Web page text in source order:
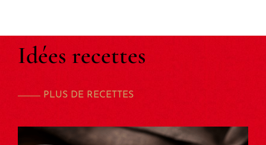
Idées recettes
PLUS DE RECETTES